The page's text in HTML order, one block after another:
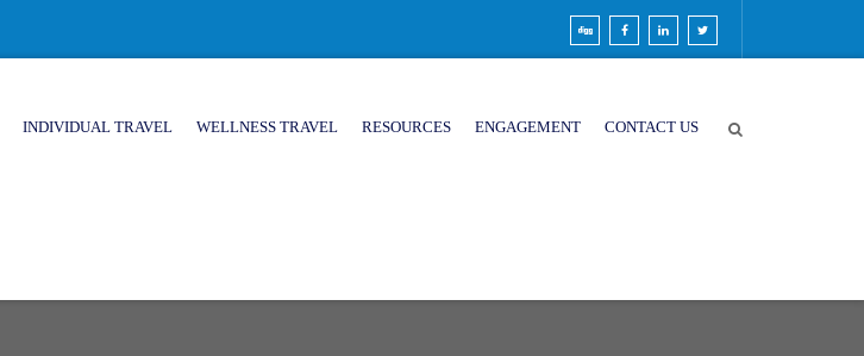
INDIVIDUAL TRAVEL WELLNESS TRAVEL RESOURCES ENGAGEMENT CONTACT US